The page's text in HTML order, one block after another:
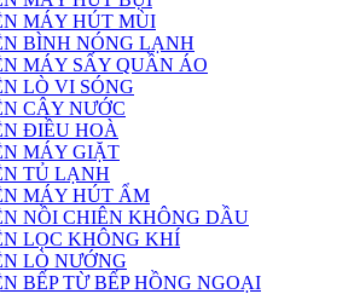
MÁY HÚT MÙI
BÌNH NÓNG LẠNH
MÁY SẤY QUẦN ÁO
LÒ VI SÓNG
CÂY NƯỚC
ĐIỀU HOÀ
MÁY GIẶT
TỦ LẠNH
MÁY HÚT ẨM
NỒI CHIÊN KHÔNG DẦU
LỌC KHÔNG KHÍ
LÒ NƯỚNG
BẾP TỪ BẾP HỒNG NGOẠI